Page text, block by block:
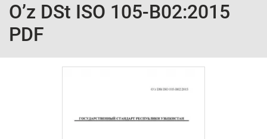
O’z DSt ISO 105-В02:2015
PDF